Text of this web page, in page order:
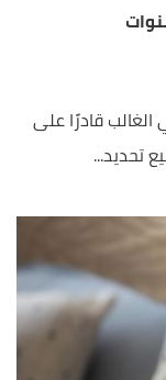
يكون في الغالب قادرًا على